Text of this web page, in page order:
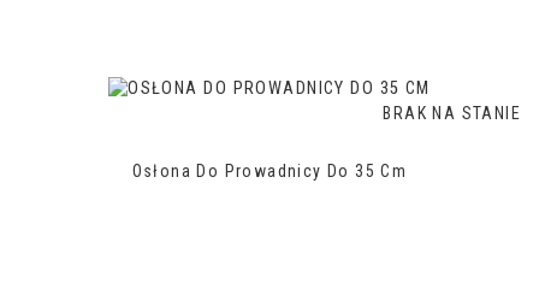
BRAK NA STANIE
Osłona Do Prowadnicy Do 35 Cm